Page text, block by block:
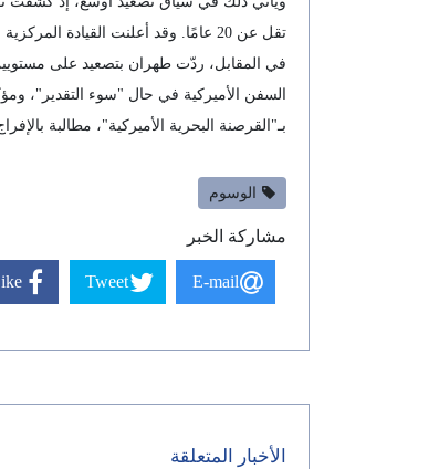
تقل عن 20 عامًا. وقد أعلنت القيادة المركزية الأميركية احتجاز عدد من السفن وتحويل مسار 39 أخرى لضمان الامتثال للحصار، فيما لا تزال ثلاث سفن على الأقل قيد الاحتجاز.
في المقابل، ردّت طهران بتصعيد على
السفن الأميركية في حال "سوء التقدير"،
بـ"القرصنة البحرية الأميركية"، مطالبة
الوسوم
مشاركة الخبر
E-mail
Tweet
الأخبار المتعلقة